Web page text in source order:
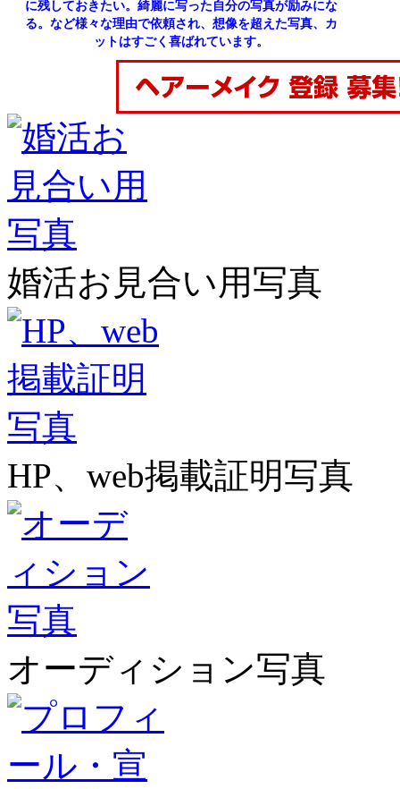
に残しておきたい。綺麗に写った自分の写真が励みにな
る。など様々な理由で依頼され、想像を超えた写真、カ
ットはすごく喜ばれています。
婚活お見合い用写真
HP、web掲載証明写真
オーディション写真